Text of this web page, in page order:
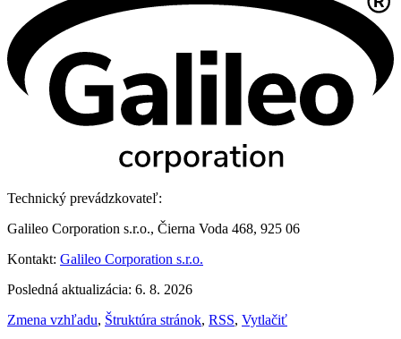
Technický prevádzkovateľ:
Galileo Corporation s.r.o., Čierna Voda 468, 925 06
Kontakt: Galileo Corporation s.r.o.
Posledná aktualizácia: 6. 8. 2026
Zmena vzhľadu, Štruktúra stránok, RSS, Vytlačiť